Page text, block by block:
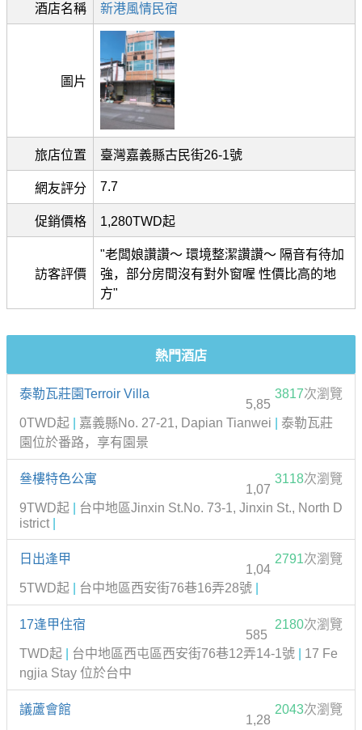
酒店名稱 新港風情民宿
圖片
旅店位置 臺灣嘉義縣古民街26-1號
網友評分 7.7
促銷價格 1,280TWD起
訪客評價
"老闆娘讚讚～ 環境整潔讚讚～ 隔音有待加
強，部分房間沒有對外窗喔 性價比高的地
方"
熱門酒店
泰勒瓦莊園Terroir Villa 3817次瀏覽
5,85
0TWD起
嘉義縣No. 27-21, Dapian Tianwei
泰勒瓦莊
園位於番路，享有園景
叄樓特色公寓 3118次瀏覽
1,07
9TWD起
台中地區Jinxin St.No. 73-1, Jinxin St., North D
istrict
日出逢甲 2791次瀏覽
1,04
5TWD起
台中地區西安街76巷16弄28號
17逢甲住宿 2180次瀏覽
585
TWD起
台中地區西屯區西安街76巷12弄14-1號
17 Fe
ngjia Stay 位於台中
議蘆會館 2043次瀏覽
1,28